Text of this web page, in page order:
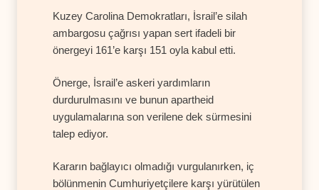
Kuzey Carolina Demokratları, İsrail’e silah
ambargosu çağrısı yapan sert ifadeli bir
önergeyi 161’e karşı 151 oyla kabul etti.
Önerge, İsrail’e askeri yardımların
durdurulmasını ve bunun apartheid
uygulamalarına son verilene dek sürmesini
talep ediyor.
Kararın bağlayıcı olmadığı vurgulanırken, iç
bölünmenin Cumhuriyetçilere karşı yürütülen